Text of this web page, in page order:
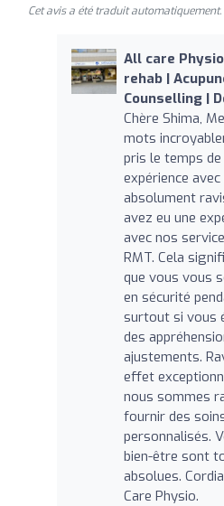
Cet avis a été traduit automatiquement.
All care
rehab |
Counselling |
Chère Shima,
mots
pris le temps
expérience
absolument
avez eu une
avec nos
RMT. Cela
que vous vous
en sécurité
surtout si vous
des
ajustements.
effet
nous sommes
fournir des
personnalisés.
bien-être sont
absolues.
Care Physio.